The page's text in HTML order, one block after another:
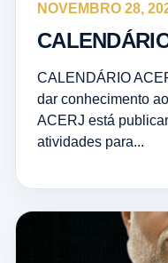
NOVEMBRO 28,
CALENDÁRIO
dar conhecimento
ACERJ está
atividades para...